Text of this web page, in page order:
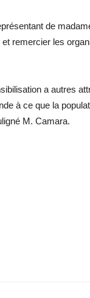
de
et remercier les
a autres
à ce que la
M. Camara.